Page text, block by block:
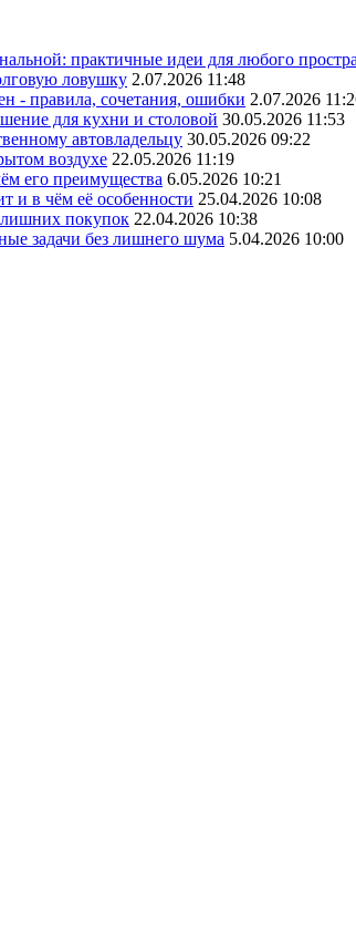
практичные идеи для любого
ловушку 2.07.2026 11:48
- правила, сочетания, ошибки 2.07.2026
для кухни и столовой 30.05.2026 11:53
автовладельцу 30.05.2026 09:22
воздухе 22.05.2026 11:19
его преимущества 6.05.2026 10:21
и в чём её особенности 25.04.2026 10:08
лишних покупок 22.04.2026 10:38
задачи без лишнего шума 5.04.2026 10:00